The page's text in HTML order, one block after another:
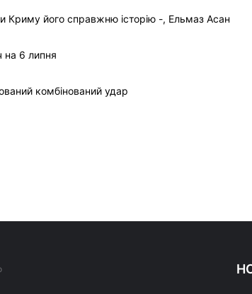
Криму його справжню історію -, Ельмаз Асан
на 6 липня
комбінований удар